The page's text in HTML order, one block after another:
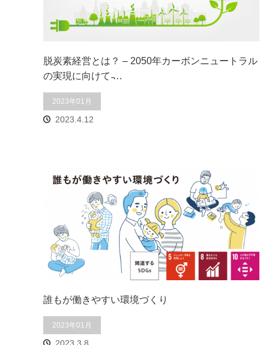
脱炭素経営とは？ – 2050年カーボンニュートラル
の実現に向けて ̵…
2023年01月
2023.4.12
誰もが働きやすい環境づくり
2023年01月